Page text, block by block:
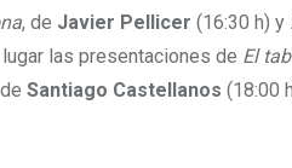
, de Javier Pellicer (16:30 h) y
las presentaciones de El
Santiago Castellanos (18:00